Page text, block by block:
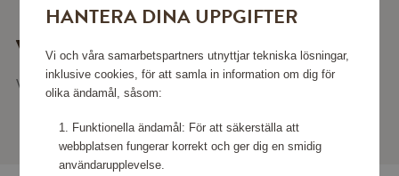
VERKTYG
Visar 56 produkter
HANTERA DINA UPPGIFTER
Vi och våra samarbetspartners utnyttjar tekniska lösningar,
inklusive cookies, för att samla in information om dig för
olika ändamål, såsom:
Funktionella ändamål: För att säkerställa att
webbplatsen fungerar korrekt och ger dig en smidig
användarupplevelse.